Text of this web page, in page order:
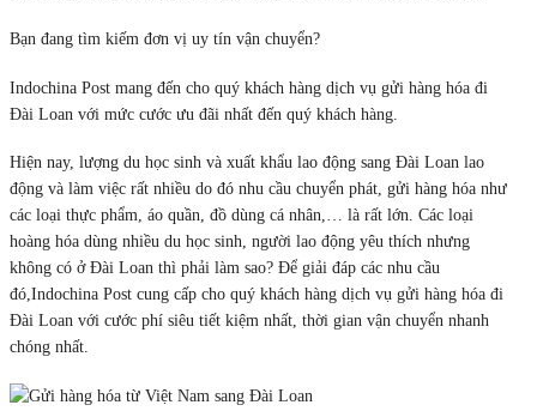
Bạn đang tìm kiếm đơn vị uy tín vận chuyển?
Indochina Post mang đến cho quý khách hàng dịch vụ gửi hàng hóa đi
Đài Loan với mức cước ưu đãi nhất đến quý khách hàng.
Hiện nay, lượng du học sinh và xuất khẩu lao động sang Đài Loan lao
động và làm việc rất nhiều do đó nhu cầu chuyển phát, gửi hàng hóa như
các loại thực phẩm, áo quần, đồ dùng cá nhân,… là rất lớn. Các loại
hoàng hóa dùng nhiều du học sinh, người lao động yêu thích nhưng
không có ở Đài Loan thì phải làm sao? Để giải đáp các nhu cầu
đó,Indochina Post cung cấp cho quý khách hàng dịch vụ gửi hàng hóa đi
Đài Loan với cước phí siêu tiết kiệm nhất, thời gian vận chuyển nhanh
chóng nhất.